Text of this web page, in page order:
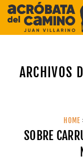
Saltar
contenido
ARCHIVOS
HOME
SOBRE